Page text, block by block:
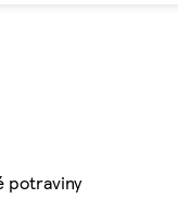
potraviny